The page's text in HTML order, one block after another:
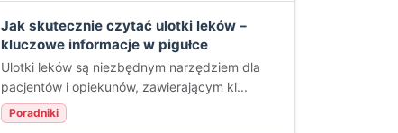
Jak skutecznie czytać ulotki leków –
kluczowe informacje w pigułce
Ulotki leków są niezbędnym narzędziem dla
pacjentów i opiekunów, zawierającym kl...
Poradniki